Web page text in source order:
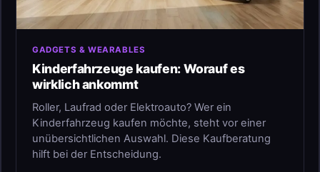
GADGETS & WEARABLES
Kinderfahrzeuge kaufen: Worauf es
wirklich ankommt
Roller, Laufrad oder Elektroauto? Wer ein
Kinderfahrzeug kaufen möchte, steht vor einer
unübersichtlichen Auswahl. Diese Kaufberatung
hilft bei der Entscheidung.